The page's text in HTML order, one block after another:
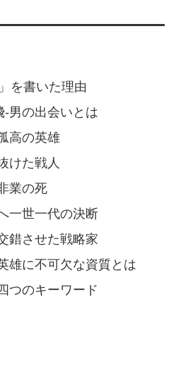
を書いた理由
男の出会いとは
高の英雄
けた戦人
業の死
一世一代の決断
錯させた戦略家
に不可欠な資質とは
つのキーワード